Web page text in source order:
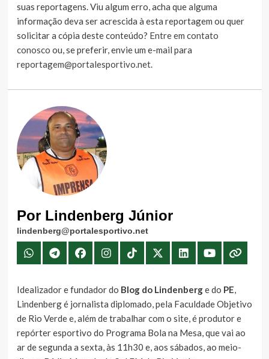
suas reportagens. Viu algum erro, acha que alguma
informação deva ser acrescida à esta reportagem ou quer
solicitar a cópia deste conteúdo? Entre em contato
conosco ou, se preferir, envie um e-mail para
reportagem@portalesportivo.net.
Por Lindenberg Júnior
lindenberg@portalesportivo.net
Idealizador e fundador do Blog do Lindenberge do PE
Lindenberg é jornalista diplomado, pela Faculdade Objetivo
de Rio Verde e, além de trabalhar com o site, é produtor e
repórter esportivo do Programa Bola na Mesa, que vai ao
ar de segunda a sexta, às 11h30 e, aos sábados, ao meio-